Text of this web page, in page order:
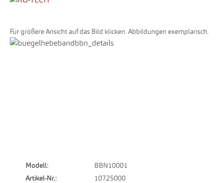
Für größere Ansicht auf das Bild klicken. Abbildungen exemplarisch.
Bildergalerie überspringen
Modell:
BBN10001
Artikel-Nr.:
10725000